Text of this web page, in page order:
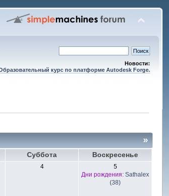
Новости:
курс по платформе Autodesk Forge.
»
Суббота Воскресенье
4
5
Дни рождения: Sathalex
(38)